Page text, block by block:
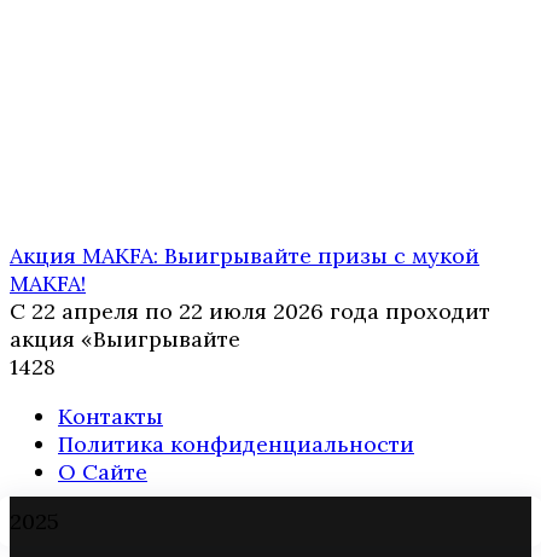
Акция MAKFA: Выигрывайте призы с мукой
MAKFA!
С 22 апреля по 22 июля 2026 года проходит
акция «Выигрывайте
1428
Контакты
Политика конфиденциальности
О Сайте